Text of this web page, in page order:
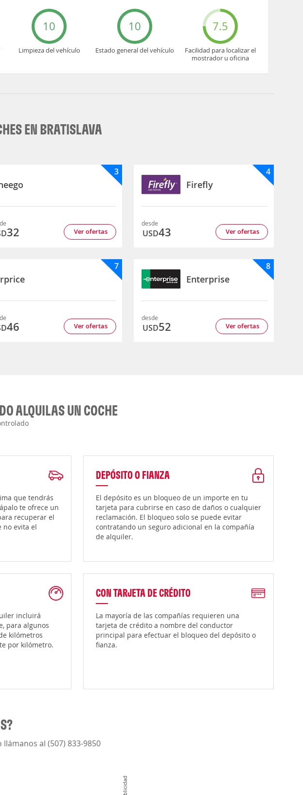
10
Limpieza del vehículo
10
Estado general del vehículo
7.5
Facilidad para localizar el
mostrador u oficina
EN BRATISLAVA
3
32 Ver ofertas
Firefly
4
desde
USD43 Ver ofertas
7
46 Ver ofertas
Enterprise
8
desde
USD52 Ver ofertas
ALQUILAS UN COCHE
que tendrás
te ofrece un
recuperar el
no evita el
DEPÓSITO O FIANZA
El depósito es un bloqueo de un importe en tu
tarjeta para cubrirse en caso de daños o cualquier
reclamación. El bloqueo solo se puede evitar
contratando un seguro adicional en la compañía
de alquiler.
incluirá
para algunos
kilómetros
por kilómetro.
CON TARJETA DE CRÉDITO
La mayoría de las compañías requieren una
tarjeta de crédito a nombre del conductor
principal para efectuar el bloqueo del depósito o
fianza.
llámanos al (507) 833-9850
Publicidad